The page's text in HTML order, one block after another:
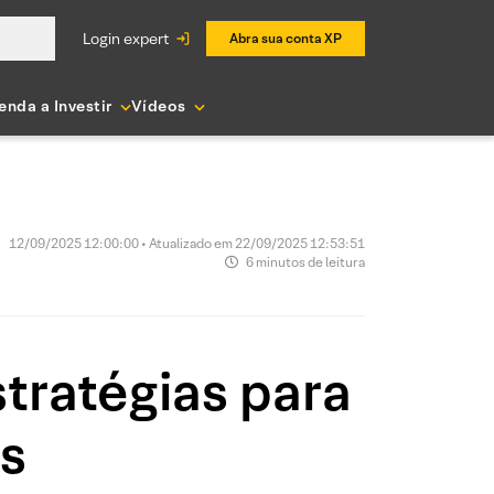
login expert Abra sua conta XP
a Investir Vídeos
12/09/2025 12:00:00 • Atualizado em 22/09/2025 12:53:51
6 minutos de leitura
para